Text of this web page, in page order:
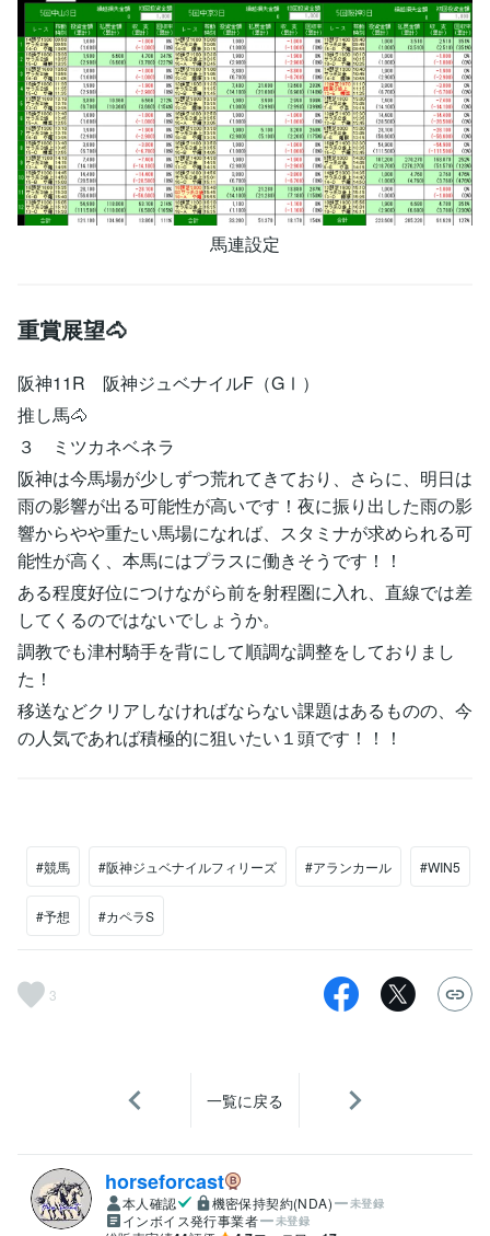
馬連設定
重賞展望🐴
阪神11R 阪神ジュベナイルF（GⅠ）
推し馬🐴
３ ミツカネベネラ
阪神は今馬場が少しずつ荒れてきており、さらに、明日は
雨の影響が出る可能性が高いです！夜に振り出した雨の影
響からやや重たい馬場になれば、スタミナが求められる可
能性が高く、本馬にはプラスに働きそうです！！
ある程度好位につけながら前を射程圏に入れ、直線では差
してくるのではないでしょうか。
調教でも津村騎手を背にして順調な調整をしておりまし
た！
移送などクリアしなければならない課題はあるものの、今
の人気であれば積極的に狙いたい１頭です！！！
#競馬 #阪神ジュベナイルフィリーズ #アランカール #WIN5
#予想 #カペラS
3
一覧に戻る
horseforcast
本人確認 機密保持契約(NDA) 未登録
インボイス発行事業者 未登録